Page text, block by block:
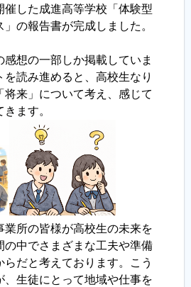
催した成進高等学校「体験型
の報告書が完成しました。
想の一部しか掲載していま
読み進めると、高校生なり
将来」について考え、感じて
ます。
所の皆様が高校生の未来を
の中でさまざまな工夫や準備
らだと考えております。こう
、生徒にとって地域や仕事を